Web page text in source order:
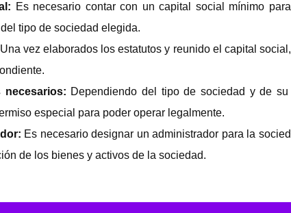
Es necesario contar con un capital social mínimo
tipo de sociedad elegida.
Una vez elaborados los estatutos y reunido el capital
necesarios: Dependiendo del tipo de sociedad y de
especial para poder operar legalmente.
Es necesario designar un administrador para la
de los bienes y activos de la sociedad.